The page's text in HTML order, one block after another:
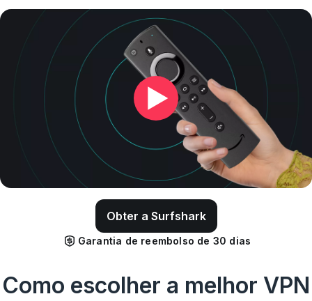
Obter a Surfshark
Garantia de reembolso de 30 dias
Como escolher a melhor VPN